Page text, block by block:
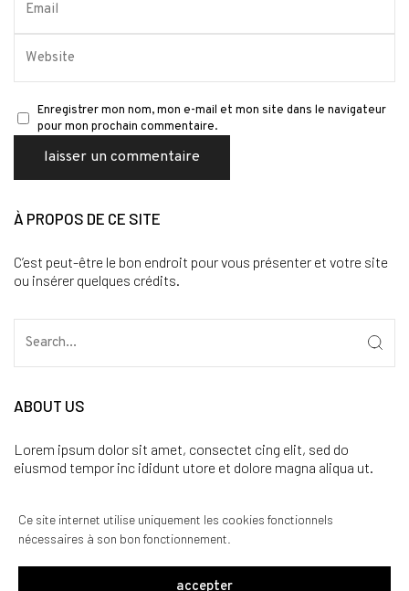
Ce site internet utilise uniquement les cookies fonctionnels
nécessaires à son bon fonctionnement.
accepter
Enregistrer mon nom, mon e-mail et mon site dans le navigateur
pour mon prochain commentaire.
À PROPOS DE CE SITE
C’est peut-être le bon endroit pour vous présenter et votre site
ou insérer quelques crédits.
ABOUT US
Lorem ipsum dolor sit amet, consectet cing elit, sed do
eiusmod tempor inc ididunt utore et dolore magna aliqua ut.
CATÉGORIES